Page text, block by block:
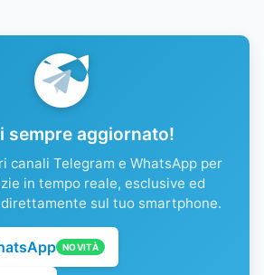
sempre aggiornato!
canali Telegram e WhatsApp per
in tempo reale, esclusive ed
sul tuo smartphone.
NOVITÀ